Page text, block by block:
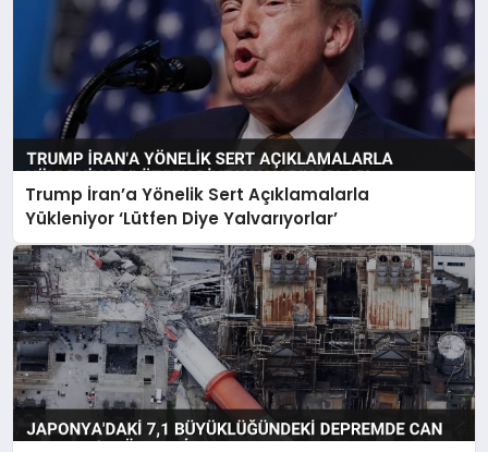
Trump İran’a Yönelik Sert Açıklamalarla
Yükleniyor ‘Lütfen Diye Yalvarıyorlar’